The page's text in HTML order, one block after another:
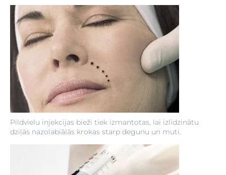
Pildvielu injekcijas bieži tiek izmantotas, lai izlīdzinātu
dziļās nazolabiālās krokas starp degunu un muti.